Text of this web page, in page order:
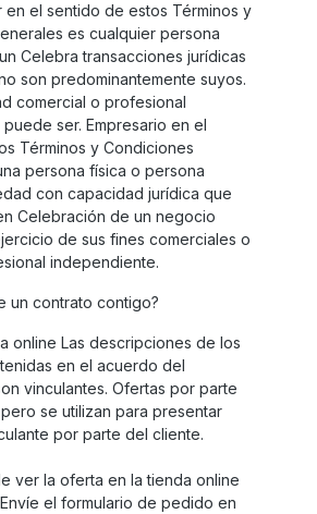
en el sentido de estos Términos y
es cualquier persona
Celebra transacciones jurídicas
son predominantemente suyos.
comercial o profesional
ser. Empresario en el
Términos y Condiciones
persona física o persona
con capacidad jurídica que
Celebración de un negocio
de sus fines comerciales o
independiente.
un contrato contigo?
online Las descripciones de los
en el acuerdo del
vinculantes. Ofertas por parte
se utilizan para presentar
por parte del cliente.
ver la oferta en la tienda online
el formulario de pedido en